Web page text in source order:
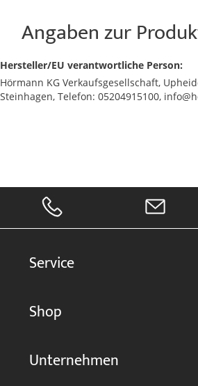
Angaben zur
Hersteller/EU verantwortliche Person:
Hörmann KG Verkaufsgesellschaft,
Steinhagen, Telefon: 05204915100,
Service
Shop
Unternehmen